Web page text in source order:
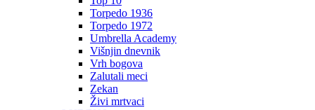
Torpedo 1936
Torpedo 1972
Umbrella Academy
Višnjin dnevnik
Vrh bogova
Zalutali meci
Zekan
Živi mrtvaci